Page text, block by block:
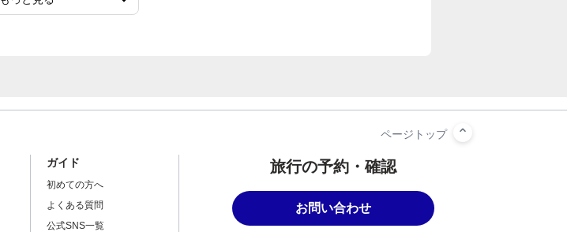
旅行の予約・確認
お問い合わせ
ガイド
初めての方へ
よくある質問
公式SNS一覧